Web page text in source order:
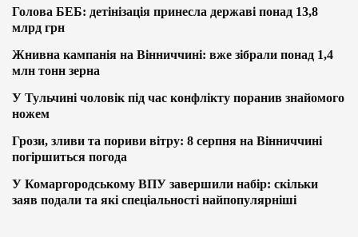
Голова БЕБ: детінізація принесла державі понад 13,8
млрд грн
Жнивна кампанія на Вінниччині: вже зібрали понад 1,4
млн тонн зерна
У Тульчині чоловік під час конфлікту поранив знайомого
ножем
Грози, зливи та пориви вітру: 8 серпня на Вінниччині
погіршиться погода
У Комаргородському ВПУ завершили набір: скільки
заяв подали та які спеціальності найпопулярніші